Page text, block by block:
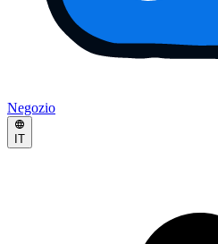
Negozio
IT